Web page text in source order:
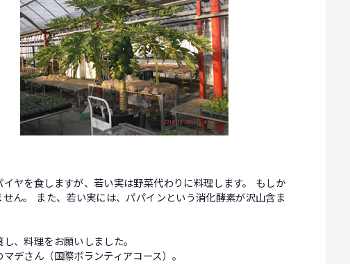
ヤを食しますが、若い実は野菜代わりに料理します。 もしか
ん。 また、若い実には、パパインという消化酵素が沢山含ま
、料理をお願いしました。
デさん（国際ボランティアコース）。